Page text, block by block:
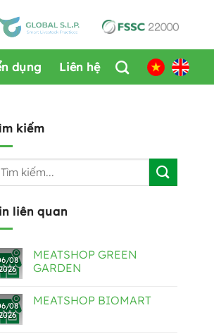
dụng Liên hệ
kiếm
liên quan
08
MEATSHOP GREEN
GARDEN
08
MEATSHOP BIOMART